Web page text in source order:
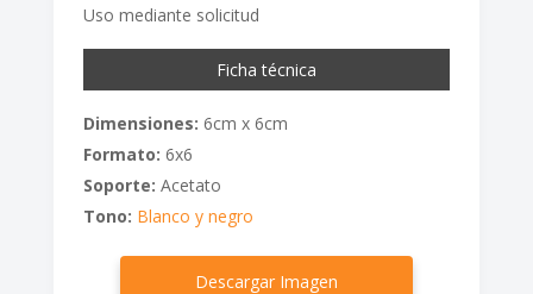
Uso mediante solicitud
Ficha técnica
Dimensiones: 6cm x 6cm
Formato: 6x6
Soporte: Acetato
Tono: Blanco y negro
Descargar Imagen